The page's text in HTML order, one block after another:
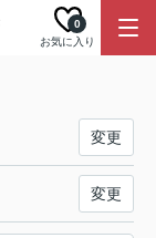
お気に入り
0
変更
変更